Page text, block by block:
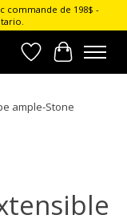
commande de 198$ -
Liste dePanier
ample-Stone